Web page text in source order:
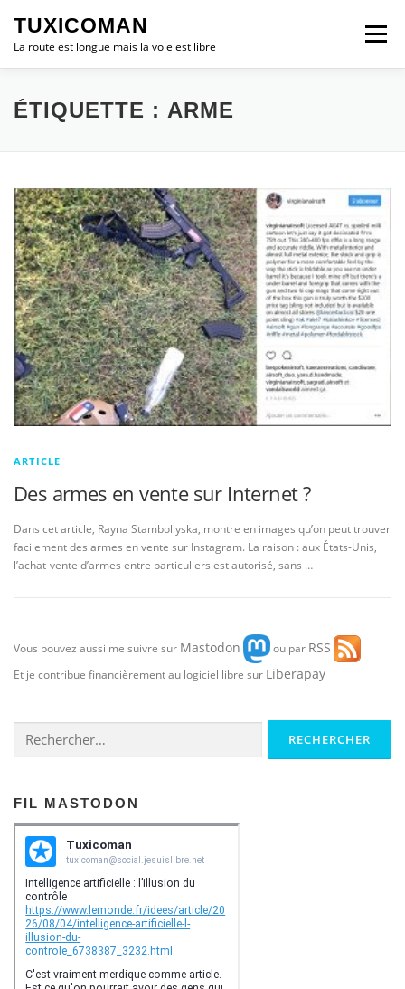
contenu
TUXICOMAN
La route est longue mais la voie est libre
Menu
LOGICIEL LIBRE SÉCURITÉ
ÉTIQUETTE : ARME
ARTICLE
Des armes en vente sur Internet ?
Dans cet article, Rayna Stamboliyska, montre en images qu’on peut trouver
facilement des armes en vente sur Instagram. La raison : aux États-Unis,
l’achat-vente d’armes entre particuliers est autorisé, sans …
Vous pouvez aussi me suivre sur Mastodon ou par RSS
Et je contribue financièrement au logiciel libre sur Liberapay
FIL MASTODON